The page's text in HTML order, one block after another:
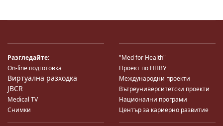
Разгледайте:
On-line подготовка
Виртуална разходка
JBCR
Medical TV
Снимки
"Med for Health"
Проект по НПВУ
Международни проекти
Вътреуниверситетски проекти
Национални програми
Център за кариерно развитие